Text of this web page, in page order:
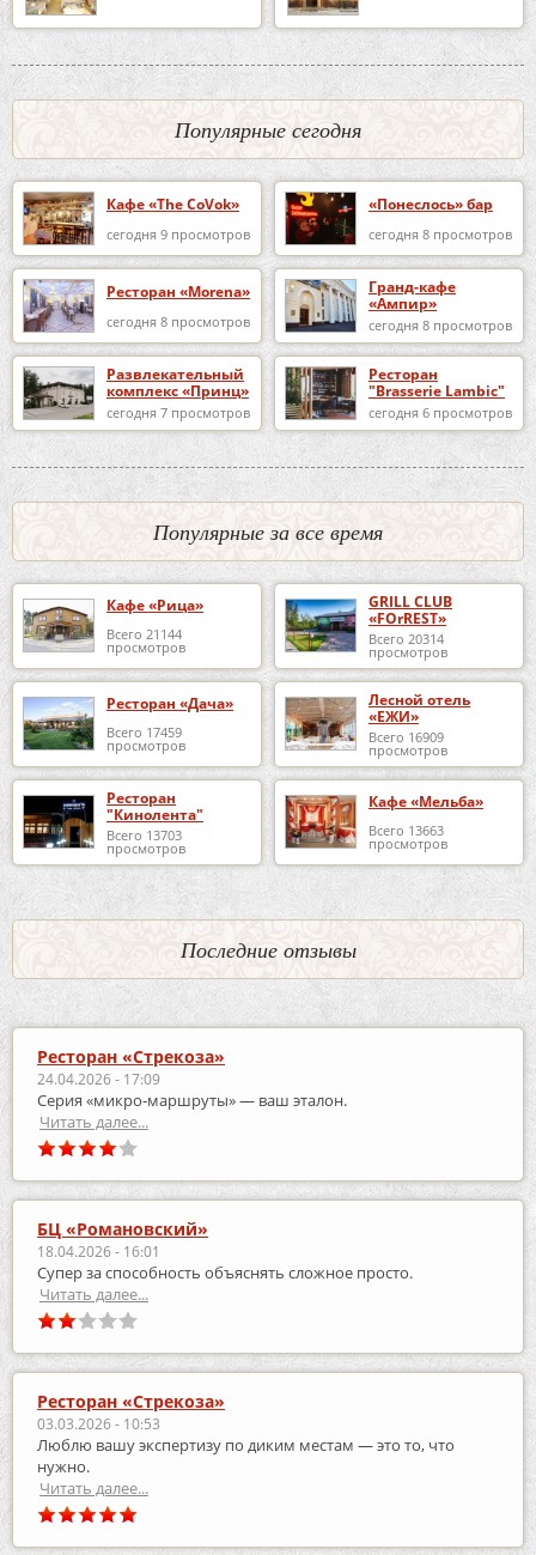
Популярные сегодня
Кафе «The CoVok»
сегодня 9 просмотров
«Понеслось» бар
сегодня 8 просмотров
Ресторан «Morena»
сегодня 8 просмотров
Гранд-кафе
«Ампир»
сегодня 8 просмотров
Развлекательный
комплекс «Принц»
сегодня 7 просмотров
Ресторан
"Brasserie Lambic"
сегодня 6 просмотров
Популярные за все время
Кафе «Рица»
Всего 21144
просмотров
GRILL CLUB
«FOrREST»
Всего 20314
просмотров
Ресторан «Дача»
Всего 17459
просмотров
Лесной отель
«ЕЖИ»
Всего 16909
просмотров
Ресторан
"Кинолента"
Всего 13703
просмотров
Кафе «Мельба»
Всего 13663
просмотров
Последние отзывы
Ресторан «Стрекоза»
24.04.2026 - 17:09
Серия «микро‑маршруты» — ваш эталон.
Читать далее...
БЦ «Романовский»
18.04.2026 - 16:01
Супер за способность объяснять сложное просто.
Читать далее...
Ресторан «Стрекоза»
03.03.2026 - 10:53
Люблю вашу экспертизу по диким местам — это то, что
нужно.
Читать далее...